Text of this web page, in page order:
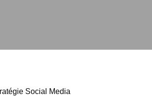
Social Media